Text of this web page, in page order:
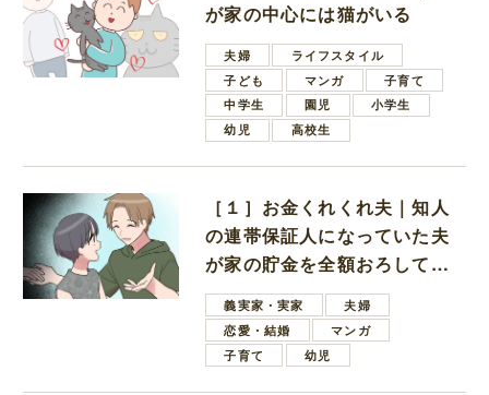
が家の中心には猫がいる
夫婦
ライフスタイル
子ども
マンガ
子育て
中学生
園児
小学生
幼児
高校生
［１］お金くれくれ夫｜知人
の連帯保証人になっていた夫
が家の貯金を全額おろしてほ
しいと言ってきた
義実家・実家
夫婦
恋愛・結婚
マンガ
子育て
幼児